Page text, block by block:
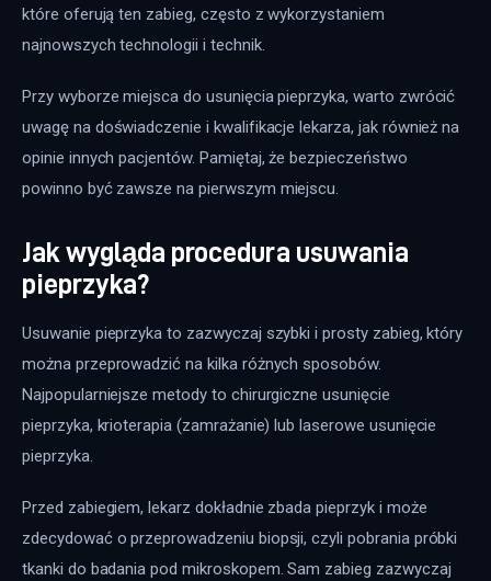
które oferują ten zabieg, często z wykorzystaniem
najnowszych technologii i technik.
Przy wyborze miejsca do usunięcia pieprzyka, warto zwrócić
uwagę na doświadczenie i kwalifikacje lekarza, jak również na
opinie innych pacjentów. Pamiętaj, że bezpieczeństwo
powinno być zawsze na pierwszym miejscu.
Jak wygląda procedura usuwania
pieprzyka?
Usuwanie pieprzyka to zazwyczaj szybki i prosty zabieg, który
można przeprowadzić na kilka różnych sposobów.
Najpopularniejsze metody to chirurgiczne usunięcie
pieprzyka, krioterapia (zamrażanie) lub laserowe usunięcie
pieprzyka.
Przed zabiegiem, lekarz dokładnie zbada pieprzyk i może
zdecydować o przeprowadzeniu biopsji, czyli pobrania próbki
tkanki do badania pod mikroskopem. Sam zabieg zazwyczaj